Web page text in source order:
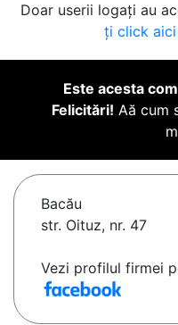
Doar userii logați au
ți click
Este acesta
Felicitări! Aă cum
Bacău
str. Oituz, nr. 47
Vezi profilul firmei